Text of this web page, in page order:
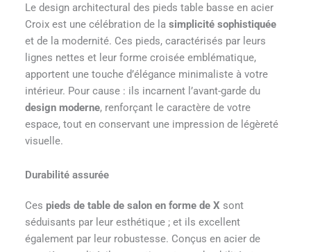
Le design architectural des pieds table basse en acier
Croix est une célébration de la simplicité sophistiquée
et de la modernité. Ces pieds, caractérisés par leurs
lignes nettes et leur forme croisée emblématique,
apportent une touche d’élégance minimaliste à votre
intérieur. Pour cause : ils incarnent l’avant-garde du
design moderne, renforçant le caractère de votre
espace, tout en conservant une impression de légèreté
visuelle.
Durabilité assurée
Ces pieds de table de salon en forme de X sont
séduisants par leur esthétique ; et ils excellent
également par leur robustesse. Conçus en acier de